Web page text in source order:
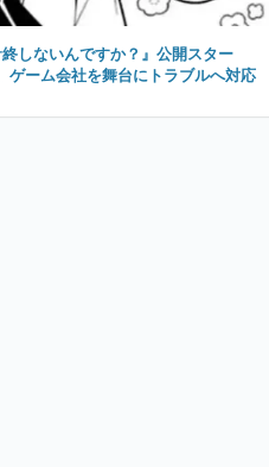
しないんですか？』公開スター
ゲーム会社を舞台にトラブルへ対応